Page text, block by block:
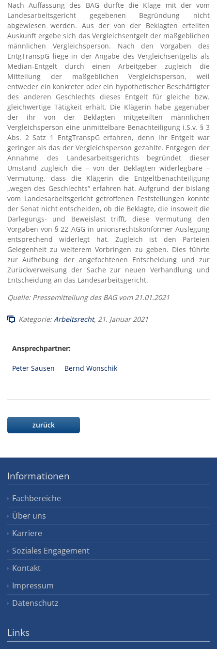
Nach Auffassung des BAG durfte die Klage mit der vom
Landesarbeitsgericht gegebenen Begründung nicht
abgewiesen werden. Aus der von der Beklagten erteilten
Auskunft ergebe sich das Vergleichsentgelt der maßgeblichen
männlichen Vergleichsperson. Nach den Vorgaben des
EntgTranspG liege in der Angabe des Vergleichsentgelts als
Median-Entgelt durch einen Arbeitgeber zugleich die
Mitteilung der maßgeblichen Vergleichsperson, weil
entweder ein konkreter oder ein hypothetischer Beschäftigter
des anderen Geschlechts dieses Entgelt für gleiche bzw.
gleichwertige Tätigkeit erhält. Die Klägerin habe gegenüber
der ihr von der Beklagten mitgeteilten männlichen
Vergleichsperson eine unmittelbare Benachteiligung i.S.v. § 3
Abs. 2 Satz 1 EntgTranspG erfahren, denn ihr Entgelt war
geringer als das der Vergleichsperson gezahlte. Entgegen der
Annahme des Landesarbeitsgerichts begründet dieser
Umstand zugleich die – von der Beklagten widerlegbare –
Vermutung, dass die Klägerin die Entgeltbenachteiligung
„wegen des Geschlechts“ erfahren hat. Aufgrund der bislang
vom Landesarbeitsgericht getroffenen Feststellungen konnte
der Senat nicht entscheiden, ob die Beklagte, die insoweit die
Darlegungs- und Beweislast trifft, diese Vermutung den
Vorgaben von § 22 AGG in unionsrechtskonformer Auslegung
entsprechend widerlegt hat. Zugleich ist den Parteien
Gelegenheit zu weiterem Vorbringen zu geben. Dies führte
zur Aufhebung der angefochtenen Entscheidung und zur
Zurückverweisung der Sache zur neuen Verhandlung und
Entscheidung an das Landesarbeitsgericht.
Quelle: Pressemitteilung des BAG vom 21.01.2021
Kategorie:Arbeitsrecht, 21. Januar 2021
Ansprechpartner:
Peter Sausen Bernd Wonschik
zurück
Informationen
Fachbereiche
Über uns
Karriere
Soziales Engagement
Kontakt
Impressum
Datenschutz
Links